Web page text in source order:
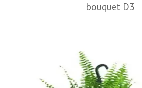
bouquet D3